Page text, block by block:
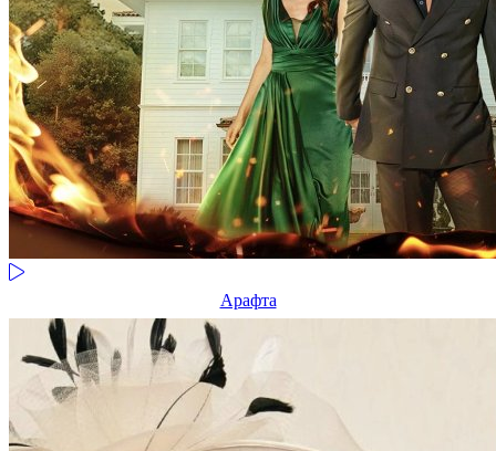
Арафта